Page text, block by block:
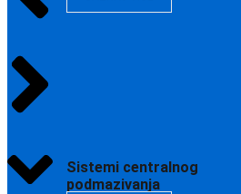
Sistemi centralnog
podmazivanja